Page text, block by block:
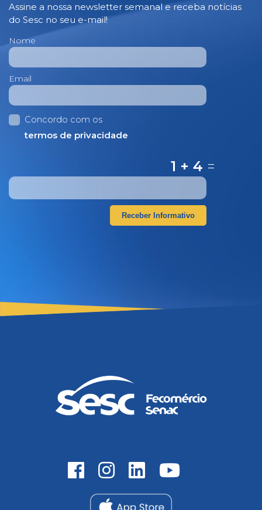
Assine a nossa newsletter semanal e receba notícias
do Sesc no seu e-mail!
Nome
Email
Concordo com os
termos de privacidade
1 + 4 =
Receber Informativo